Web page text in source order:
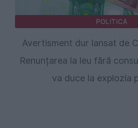
POLITICA
Avertisment dur lansat de
Renunțarea la leu fără
va duce la explozia